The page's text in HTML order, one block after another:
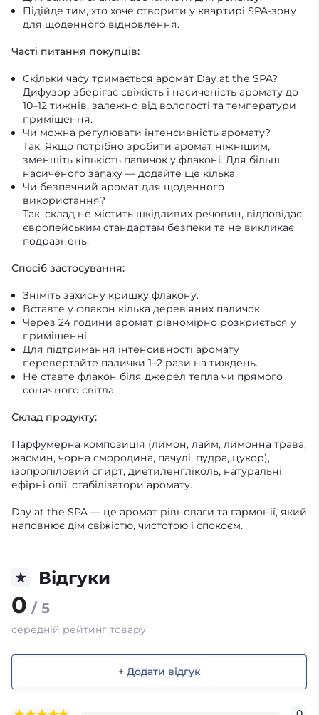
Підійде тим, хто хоче створити у квартирі SPA-зону
для щоденного відновлення.
Часті питання покупців:
Скільки часу тримається аромат Day at the SPA?
Дифузор зберігає свіжість і насиченість аромату до
10–12 тижнів, залежно від вологості та температури
приміщення.
Чи можна регулювати інтенсивність аромату?
Так. Якщо потрібно зробити аромат ніжнішим,
зменшіть кількість паличок у флаконі. Для більш
насиченого запаху — додайте ще кілька.
Чи безпечний аромат для щоденного
використання?
Так, склад не містить шкідливих речовин, відповідає
європейським стандартам безпеки та не викликає
подразнень.
Спосіб застосування:
Зніміть захисну кришку флакону.
Вставте у флакон кілька дерев’яних паличок.
Через 24 години аромат рівномірно розкриється у
приміщенні.
Для підтримання інтенсивності аромату
перевертайте палички 1–2 рази на тиждень.
Не ставте флакон біля джерел тепла чи прямого
сонячного світла.
Склад продукту:
Парфумерна композиція (лимон, лайм, лимонна трава,
жасмин, чорна смородина, пачулі, пудра, цукор),
ізопропіловий спирт, диетиленгліколь, натуральні
ефірні олії, стабілізатори аромату.
Day at the SPA — це аромат рівноваги та гармонії, який
наповнює дім свіжістю, чистотою і спокоєм.
Відгуки
0 / 5
середній рейтинг товару
+ Додати відгук